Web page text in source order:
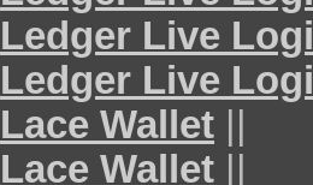
Ledger Live
Ledger Live
Lace Wallet ||
Lace Wallet ||